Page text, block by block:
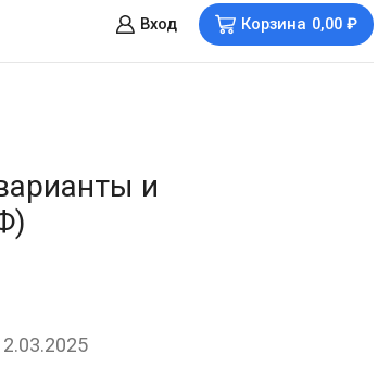
Вход Корзина 0,00 ₽
и